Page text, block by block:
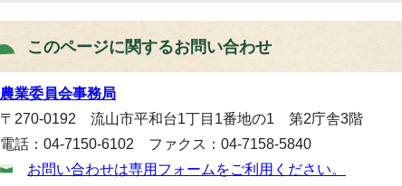
このページに関するお問い合わせ
農業委員会事務局
〒270-0192 流山市平和台1丁目1番地の1 第2庁舎3階
電話：04-7150-6102 ファクス：04-7158-5840
お問い合わせは専用フォームをご利用ください。